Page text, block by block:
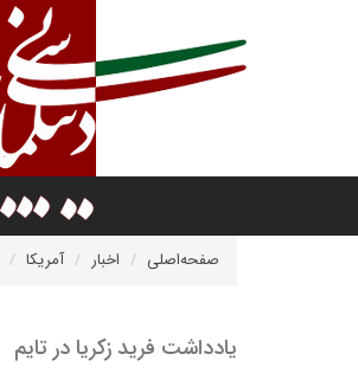
صفحه‌اصلی اخبار آمریکا
یادداشت فرید زکریا در تایم